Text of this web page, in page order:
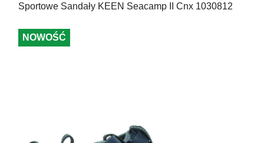
Sportowe Sandały KEEN Seacamp II Cnx 1030812
NOWOŚĆ